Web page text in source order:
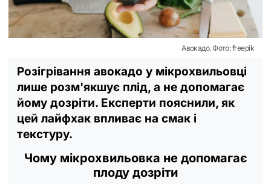
Авокадо. Фото: freepik
Розігрівання авокадо у мікрохвильовці
лише розм'якшує плід, а не допомагає
йому дозріти. Експерти пояснили, як
цей лайфхак впливає на смак і
текстуру.
Чому мікрохвильовка не допомагає
плоду дозріти